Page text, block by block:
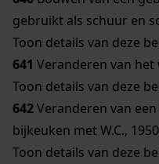
gebruikt als schuur en
Toon details van deze
641 Veranderen van het
Toon details van deze
642Veranderen van
bijkeuken met W.C., 1950
Toon details van deze